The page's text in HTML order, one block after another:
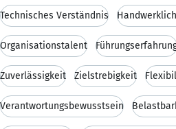
Technisches Verständnis
Organisationstalent
Zuverlässigkeit Zielstrebigkeit
Verantwortungsbewusstsein